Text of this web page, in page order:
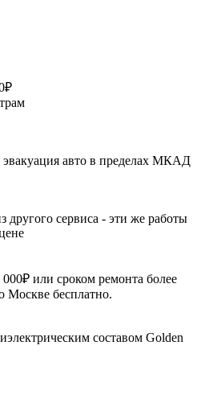
авто в пределах МКАД
другого сервиса - эти же работы
или сроком ремонта более
Москве бесплатно.
составом Golden